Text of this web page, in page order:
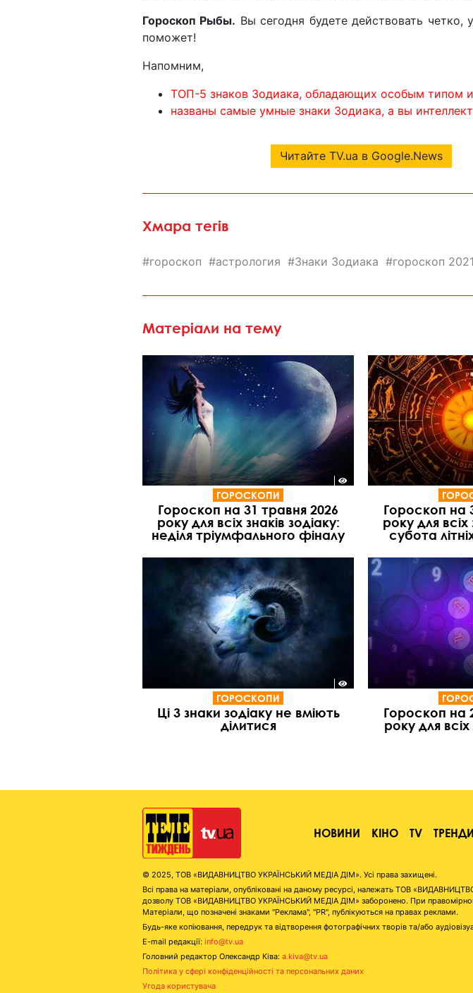
Гороскоп Рыбы. Вы сегодня будете действовать четко,
поможет!
Напомним,
ТОП-5 знаков Зодиака, обладающих особым типом
названы самые умные знаки Зодиака, а вы
Читайте TV.ua в Google.News
Хмара тегів
гороскоп астрология Знаки Зодиака гороскоп 2021
Матеріали на тему
ГОРОСКОПИ
Гороскоп на 31 травня 2026
року для всіх знаків зодіаку:
неділя тріумфального фіналу
Гороскоп на
року для всіх
субота
ГОРОСКОПИ
Ці 3 знаки зодіаку не вміють
ділитися
Гороскоп на
року для всіх
НОВИНИ КІНО TV ТРЕНДИ
© 2025, ТОВ «ВИДАВНИЦТВО УКРАЇНСЬКИЙ МЕДІА ДІМ». Усі права захищені.
Всі права на матеріали, опубліковані на даному ресурсі, належать ТОВ
дозволу ТОВ «ВИДАВНИЦТВО УКРАЇНСЬКИЙ МЕДІА ДІМ» заборонено. При
Матеріали, що позначені знаками "Реклама", "PR", публікуються на правах реклами.
Будь-яке копіювання, передрук та відтворення фотографічних творів та/або
E-mail редакції: info@tv.ua
Головний редактор Олександр Ківа: a.kiva@tv.ua
Політика у сфері конфіденційності та персональних даних
Угода користувача